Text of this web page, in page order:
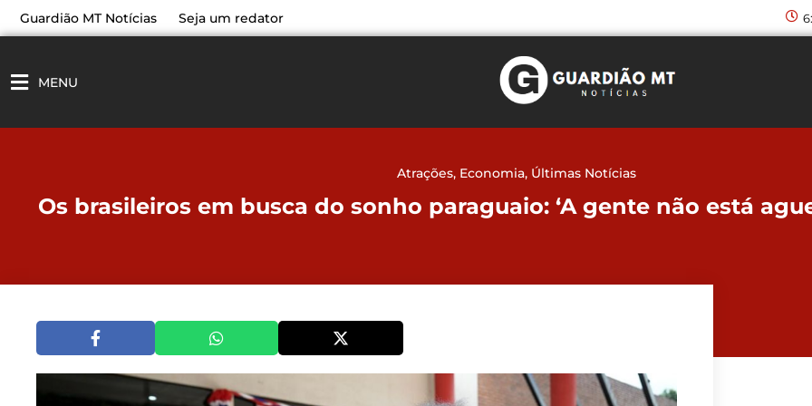
paraGuardião MT Notícias Seja um redator
MENU
Atrações, Economia, Últimas Notícias
Os brasileiros em busca do sonho paraguaio: ‘A gente não está